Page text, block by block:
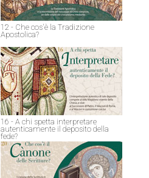
12 - Che cos'è la Tradizione
Apostolica?
16 - A chi spetta interpretare
autenticamente il deposito della
fede?